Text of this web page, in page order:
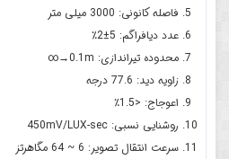
فاصله کانونی: 3000 میلی متر
عدد دیافراگم: 5±2٪
محدوده تیراندازی: 0.1m→∞
زاویه دید: 77.6 درجه
اعوجاج: <1.5٪
روشنایی نسبی: 450mV/LUX-sec
سرعت انتقال تصویر: 6 ~ 64 مگاهرتز